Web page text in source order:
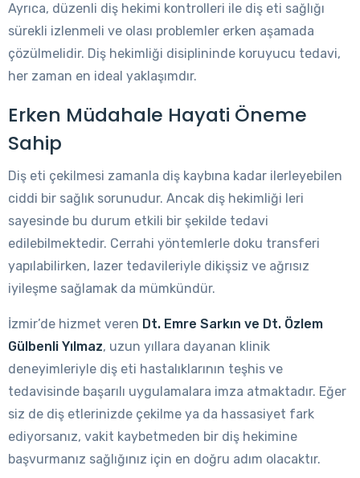
Ayrıca, düzenli diş hekimi kontrolleri ile diş eti sağlığı
sürekli izlenmeli ve olası problemler erken aşamada
çözülmelidir. Diş hekimliği disiplininde koruyucu tedavi,
her zaman en ideal yaklaşımdır.
Erken Müdahale Hayati Öneme
Sahip
Diş eti çekilmesi zamanla diş kaybına kadar ilerleyebilen
ciddi bir sağlık sorunudur. Ancak diş hekimliği leri
sayesinde bu durum etkili bir şekilde tedavi
edilebilmektedir. Cerrahi yöntemlerle doku transferi
yapılabilirken, lazer tedavileriyle dikişsiz ve ağrısız
iyileşme sağlamak da mümkündür.
İzmir’de hizmet veren Dt. Emre Sarkın ve Dt. Özlem
Gülbenli Yılmaz, uzun yıllara dayanan klinik
deneyimleriyle diş eti hastalıklarının teşhis ve
tedavisinde başarılı uygulamalara imza atmaktadır. Eğer
siz de diş etlerinizde çekilme ya da hassasiyet fark
ediyorsanız, vakit kaybetmeden bir diş hekimine
başvurmanız sağlığınız için en doğru adım olacaktır.